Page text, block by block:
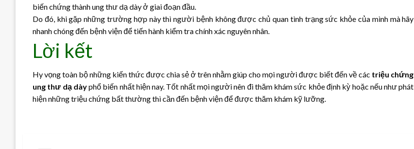
biến chứng thành ung thư dạ dày ở giai đoạn đầu.
Do đó, khi gặp những trường hợp này thì người bệnh không được chủ quan tình trạng sức khỏe của mình mà hãy
nhanh chóng đến bệnh viện để tiến hành kiểm tra chính xác nguyên nhân.
Lời kết
Hy vọng toàn bộ những kiến thức được chia sẻ ở trên nhằm giúp cho mọi người được biết đến về các triệu chứng
ung thư dạ dàyphổ biến nhất hiện nay. Tốt nhất mọi người nên đi thăm khám sức khỏe định kỳ hoặc nếu như phát
hiện những triệu chứng bất thường thì cần đến bệnh viện để được thăm khám kỹ lưỡng.